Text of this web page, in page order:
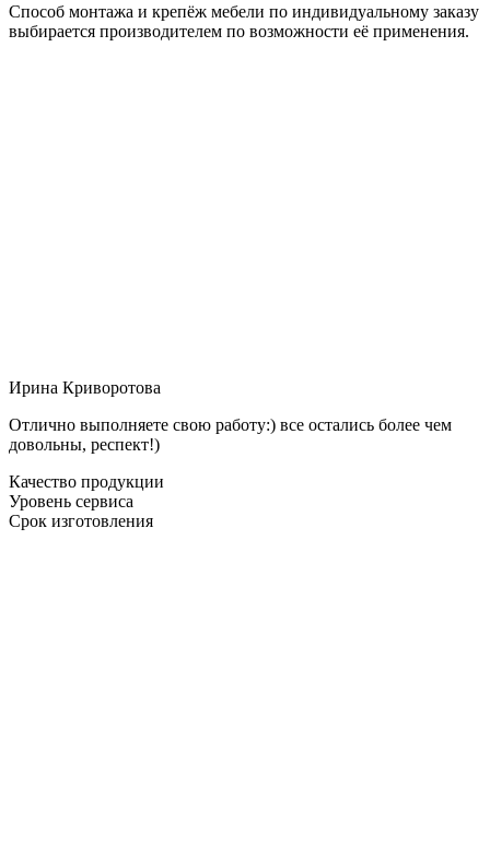
Способ монтажа и крепёж мебели по индивидуальному заказу
выбирается производителем по возможности её применения.
Ирина Криворотова
Отлично выполняете свою работу:) все остались более чем
довольны, респект!)
Качество продукции
Уровень сервиса
Срок изготовления